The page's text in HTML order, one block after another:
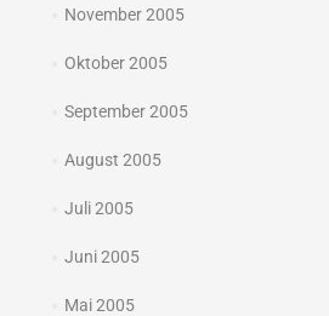
November 2005
Oktober 2005
September 2005
August 2005
Juli 2005
Juni 2005
Mai 2005